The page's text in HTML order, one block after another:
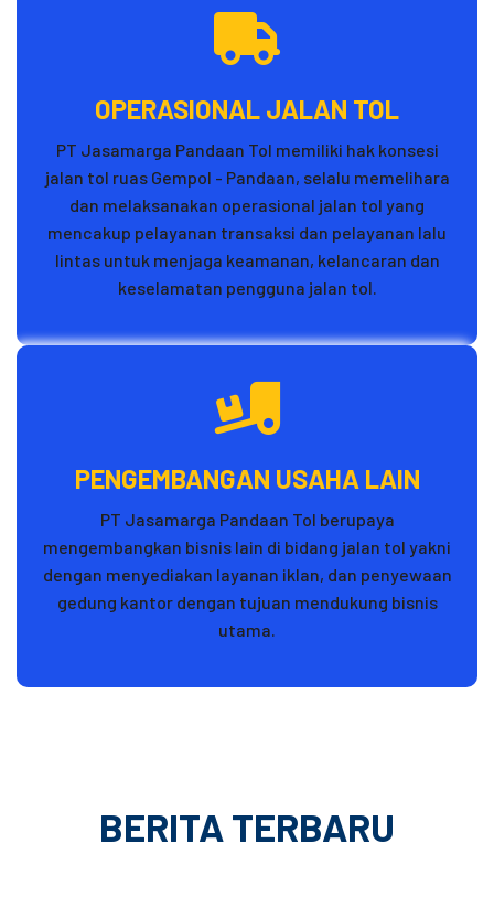
OPERASIONAL JALAN TOL
PT Jasamarga Pandaan Tol memiliki hak konsesi
jalan tol ruas Gempol - Pandaan, selalu memelihara
dan melaksanakan operasional jalan tol yang
mencakup pelayanan transaksi dan pelayanan lalu
lintas untuk menjaga keamanan, kelancaran dan
keselamatan pengguna jalan tol.
PENGEMBANGAN USAHA LAIN
PT Jasamarga Pandaan Tol berupaya
mengembangkan bisnis lain di bidang jalan tol yakni
dengan menyediakan layanan iklan, dan penyewaan
gedung kantor dengan tujuan mendukung bisnis
utama.
BERITA TERBARU